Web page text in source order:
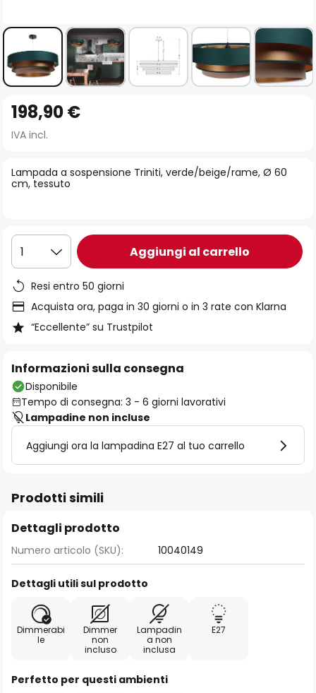
all'inizio
della
immagini
Lampada a sospensione Triniti, verde/beige/rame, Ø 60
cm, tessuto
198,90 €
IVA incl.
1 Aggiungi al carrello
Resi entro 50 giorni
Acquista ora, paga in 30 giorni o in 3 rate con Klarna
“Eccellente” su Trustpilot
Informazioni sulla consegna
Disponibile
Tempo di consegna: 3 - 6 giorni lavorativi
Lampadine non incluse
Aggiungi ora la lampadina E27 al tuo carrello
Prodotti simili
Dettagli prodotto
Numero articolo (SKU): 10040149
Dettagli utili sul prodotto
Dimmerabi
le
Dimmer
non
incluso
Lampadin
a non
inclusa
E27
Perfetto per questi ambienti